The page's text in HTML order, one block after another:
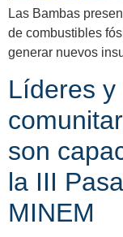
Las Bambas
de combustibles
generar nuevos
Líderes
son
la III
MINEM